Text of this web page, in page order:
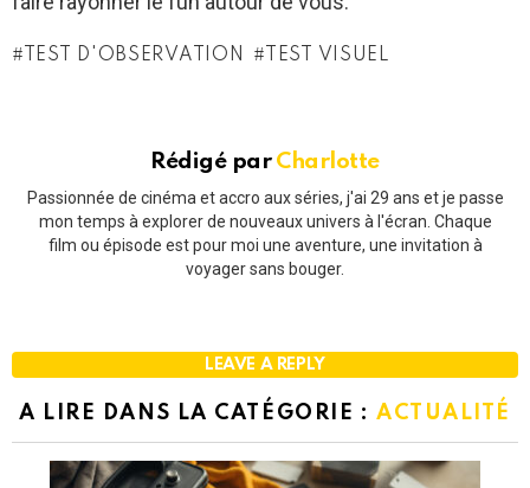
TEST D'OBSERVATION TEST VISUEL
Rédigé par Charlotte
Passionnée de cinéma et accro aux séries, j'ai 29 ans et je passe
mon temps à explorer de nouveaux univers à l'écran. Chaque
film ou épisode est pour moi une aventure, une invitation à
voyager sans bouger.
LEAVE A REPLY
A LIRE DANS LA CATÉGORIE : ACTUALITÉ